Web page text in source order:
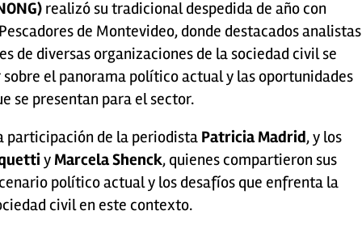
realizó su tradicional despedida de año con
de Montevideo, donde destacados analistas
de diversas organizaciones de la sociedad civil se
el panorama político actual y las oportunidades
se presentan para el sector.
participación de la periodistaPatricia Madrid, y los
y Marcela Shenck, quienes compartieron sus
político actual y los desafíos que enfrenta la
civil en este contexto.